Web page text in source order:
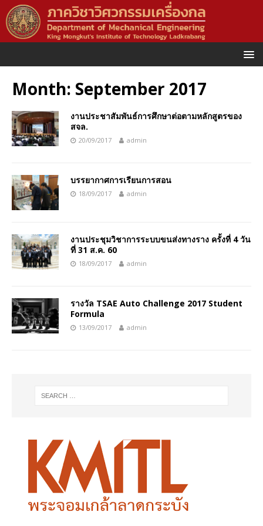
Month: September 2017
งานประชาสัมพันธ์การศึกษาต่อตามหลักสูตรของ
สจล.
20/09/2017 admin
บรรยากาศการเรียนการสอน
18/09/2017 admin
งานประชุมวิชาการระบบขนส่งทางราง ครั้งที่ 4 วัน
ที่ 31 ส.ค. 60
18/09/2017 admin
รางวัล TSAE Auto Challenge 2017 Student
Formula
13/09/2017 admin